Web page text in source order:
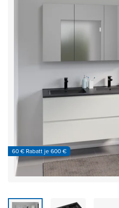
60 € Rabatt je 600 €